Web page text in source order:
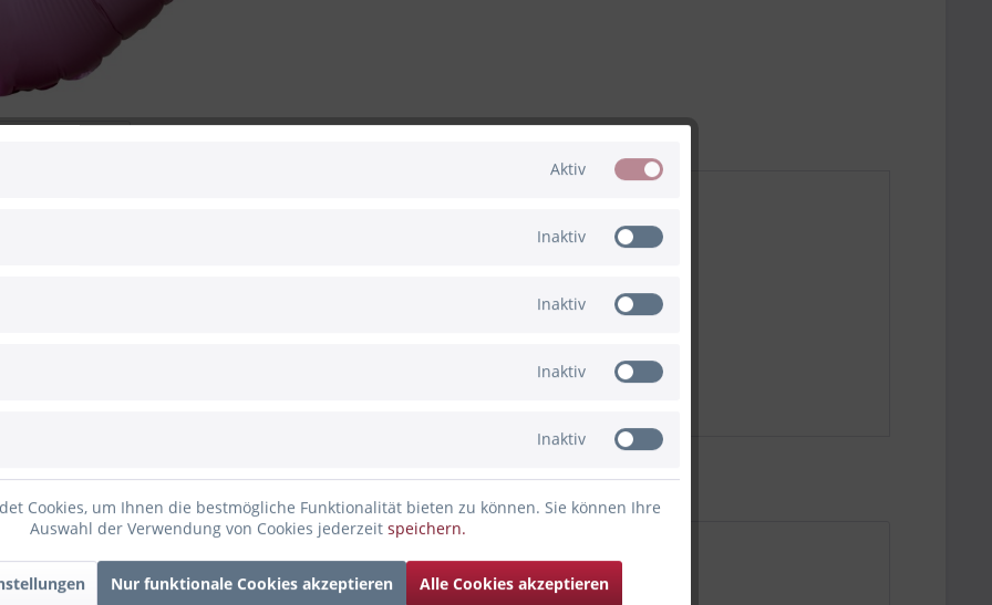
Aktiv
Inaktiv
Inaktiv
Inaktiv
Inaktiv
Cookies, um Ihnen die bestmögliche Funktionalität bieten zu können. Sie können Ihre
Auswahl der Verwendung von Cookies jederzeit speichern.
Nur funktionale Cookies akzeptieren Alle Cookies akzeptieren